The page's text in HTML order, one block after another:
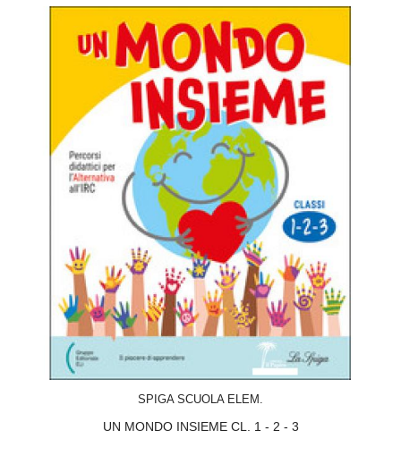
SPIGA SCUOLA ELEM.
UN MONDO INSIEME CL. 1 - 2 - 3